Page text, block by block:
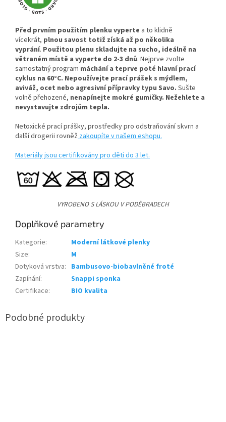
Před prvním použitím plenku vyperte a to klidně
vícekrát, plnou savost totiž získá až po několika
vyprání. Použitou plenu skladujte na sucho, ideálně na
větraném místě a vyperte do 2-3 dnů. Nejprve zvolte
samostatný program máchání a teprve poté hlavní prací
cyklus na 60°C. Nepoužívejte prací prášek s mýdlem,
aviváž, ocet nebo agresivní přípravky typu Savo. Sušte
volně přehozené, nenapínejte mokré gumičky. Nežehlete a
nevystavujte zdrojům tepla.
Netoxické prací prášky, prostředky pro odstraňování skvrn a
další drogerii rovněž zakoupíte v našem eshopu.
Materiály jsou certifikovány pro děti do 3 let.
VYROBENO S LÁSKOU V PODĚBRADECH
Doplňkové parametry
Kategorie:
Moderní látkové plenky
Size:
M
Dotyková vrstva: Bambusovo-biobavlněné froté
Zapínání:
Snappi sponka
Certifikace: BIO kvalita